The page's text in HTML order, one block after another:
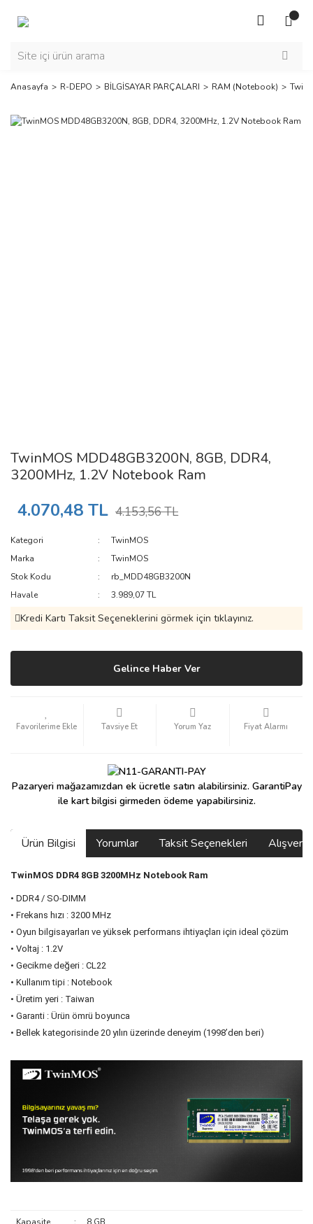
Anasayfa R-DEPO BİLGİSAYAR PARÇALARI RAM (Notebook)
TwinMOS MDD48GB3200N, 8GB, DDR4,
3200MHz, 1.2V Notebook Ram
4.070,48 TL 4.153,56 TL
Kategori
TwinMOS
Marka
TwinMOS
Stok Kodu
rb_MDD48GB3200N
Havale
3.989,07 TL
Kredi Kartı Taksit Seçeneklerini görmek için tıklayınız.
Gelince Haber Ver
Tavsiye Et Yorum Yaz Fiyat Alarmı
Pazaryeri mağazamızdan ek ücretle satın alabilirsiniz. GarantiPay
ile kart bilgisi girmeden ödeme yapabilirsiniz.
Ürün Bilgisi Yorumlar Taksit Seçenekleri
TwinMOS DDR4 8GB 3200MHz Notebook Ram
• DDR4 / SO-DIMM
• Frekans hızı : 3200 MHz
• Oyun bilgisayarları ve yüksek performans ihtiyaçları için ideal çözüm
• Voltaj : 1.2V
• Gecikme değeri : CL22
• Kullanım tipi : Notebook
• Üretim yeri : Taiwan
• Garanti : Ürün ömrü boyunca
• Bellek kategorisinde 20 yılın üzerinde deneyim (1998’den beri)